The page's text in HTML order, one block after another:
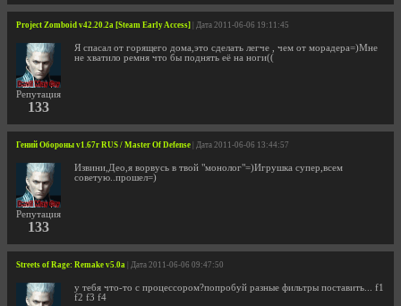
Project Zomboid v42.20.2a [Steam Early Access] | Дата 2011-06-06 19:11:45
Репутация
133
Я спасал от горящего дома,это сделать легче , чем от морадера=)Мне
не хватило ремня что бы поднять её на ноги((
Гений Обороны v1.67r RUS / Master Of Defense | Дата 2011-06-06 13:44:57
Репутация
133
Извини,Део,я ворвусь в твой "монолог"=)Игрушка супер,всем
советую..прошел=)
Streets of Rage: Remake v5.0a | Дата 2011-06-06 09:47:50
у тебя что-то с процессором?попробуй разные фильтры поставить... f1
f2 f3 f4